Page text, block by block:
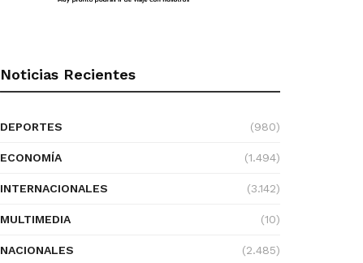
Noticias Recientes
DEPORTES (980)
ECONOMÍA (1.494)
INTERNACIONALES (3.142)
MULTIMEDIA (10)
NACIONALES (2.485)